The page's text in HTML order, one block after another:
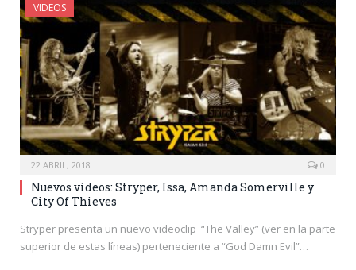
VIDEOS
22 ABRIL, 2018 0
Nuevos vídeos: Stryper, Issa, Amanda Somerville y
City Of Thieves
Stryper presenta un nuevo videoclip “The Valley” (ver en la parte
superior de estas líneas) perteneciente a “God Damn Evil”…